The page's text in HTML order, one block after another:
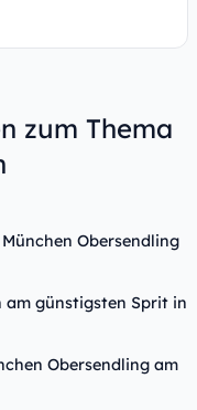
zum Thema
Obersendling
am günstigsten Sprit in
Obersendling am